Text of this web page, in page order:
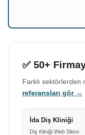
✅ 50+
Farklı sektörlerden
referansları gör →
İda Diş Kliniği
Diş Kliniği Web Sitesi